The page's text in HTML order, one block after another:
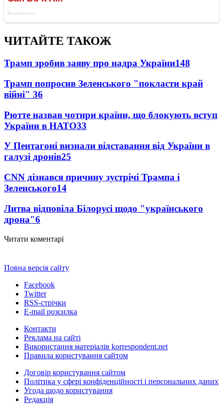
ЧИТАЙТЕ ТАКОЖ
Трамп зробив заяву про надра України148
Трамп попросив Зеленського "покласти край
війні" 36
Рютте назвав чотири країни, що блокують вступ
України в НАТО33
У Пентагоні визнали відставання від України в
галузі дронів25
CNN дізнався причину зустрічі Трампа і
Зеленського14
Литва відповіла Білорусі щодо "українського
дрона"6
Читати коментарі
Повна версія сайту
Facebook
Twitter
RSS-стрічки
E-mail розсилка
Контакти
Реклама на сайті
Використання матеріалів korrespondent.net
Правила користування сайтом
Договір користування сайтом
Політика у сфері конфіденційності і персональних даних
Угода щодо користування
Редакція